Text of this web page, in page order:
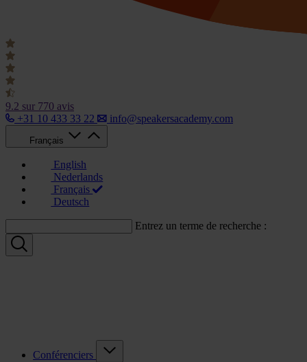
9.2 sur 770 avis
+31 10 433 33 22
info@speakersacademy.com
Français
English
Nederlands
Français
Deutsch
Entrez un terme de recherche :
Conférenciers